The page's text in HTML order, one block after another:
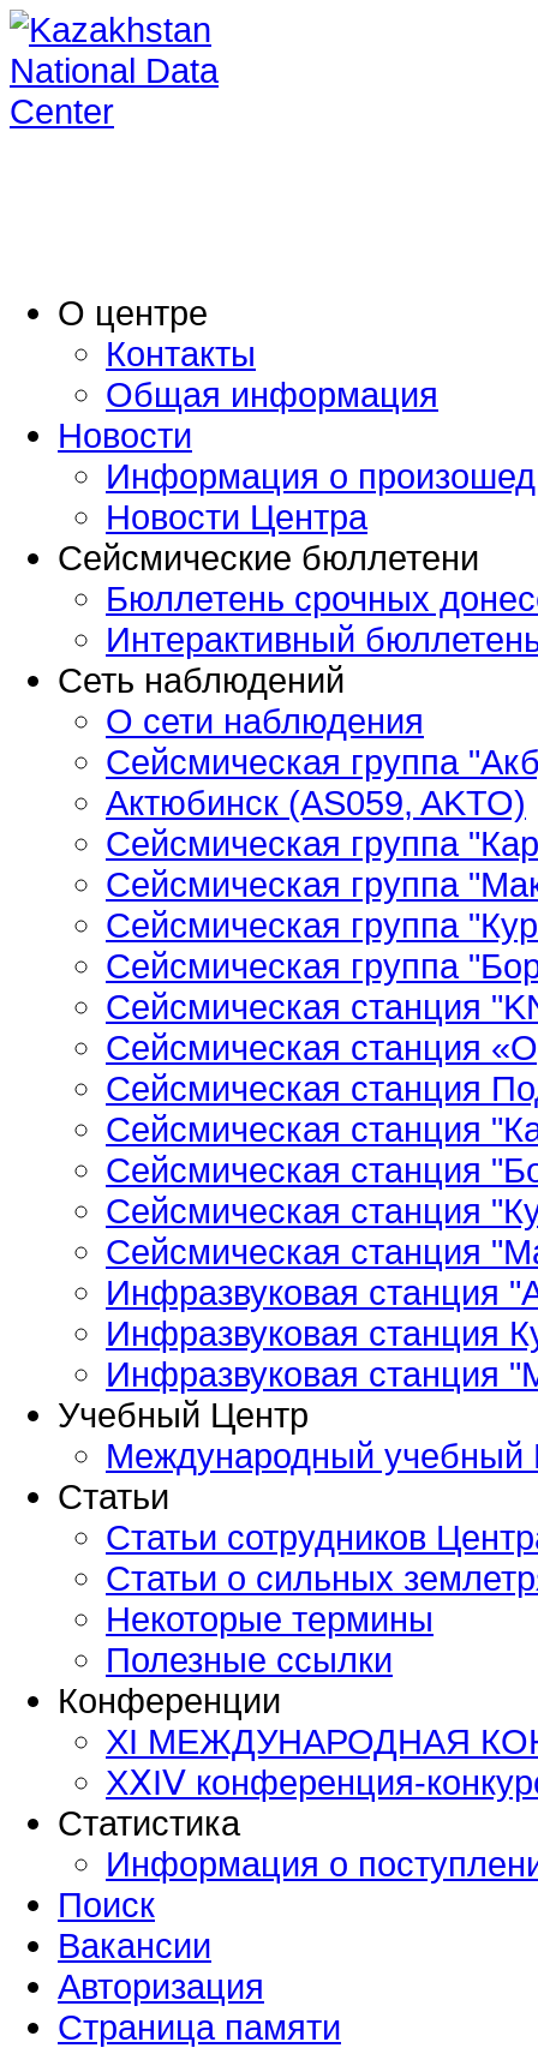
O центре
Контакты
Общая информация
Новости
Информация о
Новости Центра
Сейсмические бюллетени
Бюллетень срочных
Интерактивный
Сеть наблюдений
О сети наблюдения
Сейсмическая группа
Актюбинск (AS059, AKTO)
Сейсмическая группа
Сейсмическая группа
Сейсмическая группа
Сейсмическая группа
Сейсмическая станция
Сейсмическая станция
Сейсмическая станция
Сейсмическая станция
Сейсмическая станция
Сейсмическая станция
Сейсмическая станция
Инфразвуковая станция
Инфразвуковая станция
Инфразвуковая станция
Учебный Центр
Международный
Статьи
Статьи сотрудников
Статьи о сильных
Некоторые термины
Полезные ссылки
Конференции
XI МЕЖДУНАРОДНАЯ
ХⅩΙⅤ конференция-
Статистика
Информация о
Поиск
Вакансии
Авторизация
Страница памяти